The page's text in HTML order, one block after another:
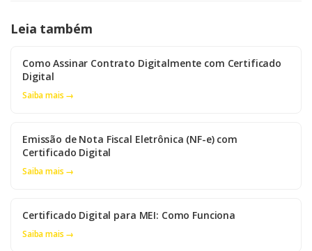
Leia também
Como Assinar Contrato Digitalmente com Certificado
Digital
Saiba mais →
Emissão de Nota Fiscal Eletrônica (NF-e) com
Certificado Digital
Saiba mais →
Certificado Digital para MEI: Como Funciona
Saiba mais →